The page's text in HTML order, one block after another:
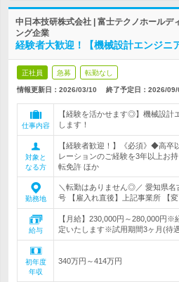
中日本技研株式会社 | 富士テクノホールデ
ング企業
経験者大歓迎！【機械設計エンジニ
正社員 急募 転勤なし
情報更新日：2026/03/10 終了予定日： 2026/09/
仕事内容
【経験を活かせます◎】機械設計
します！
対象と
なる方
【経験者歓迎！】《必須》◆高卒
レーションのご経験を3年以上お
転免許 ほか
勤務地
＼転勤はありません◎／ 愛知県名
号 【雇入れ直後】上記事業所 【変
給与
【月給】230,000円～280,000円
定いたします※試用期間3ヶ月(待
初年度
年収
340万円～414万円